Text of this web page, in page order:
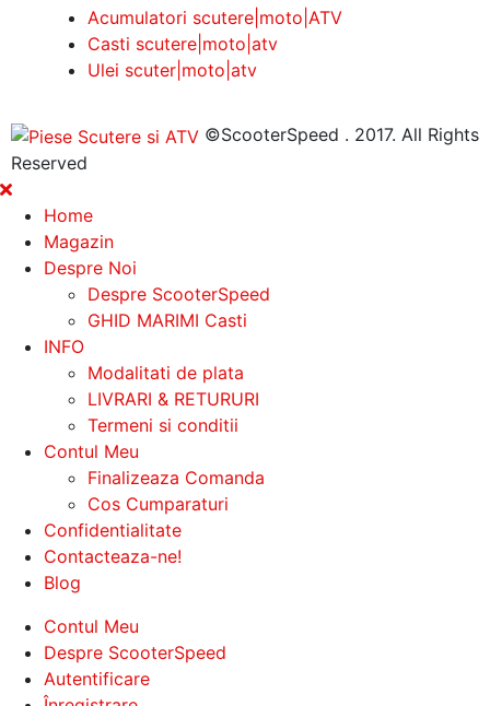
Acumulatori scutere|moto|ATV
Casti scutere|moto|atv
Ulei scuter|moto|atv
©ScooterSpeed . 2017. All Rights
Reserved
Home
Magazin
Despre Noi
Despre ScooterSpeed
GHID MARIMI Casti
INFO
Modalitati de plata
LIVRARI & RETURURI
Termeni si conditii
Contul Meu
Finalizeaza Comanda
Cos Cumparaturi
Confidentialitate
Contacteaza-ne!
Blog
Contul Meu
Despre ScooterSpeed
Autentificare